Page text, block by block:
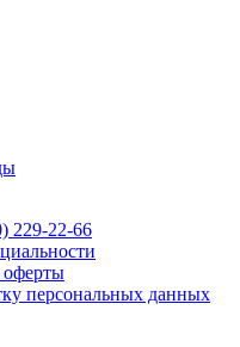
229-22-66
оферты
персональных данных